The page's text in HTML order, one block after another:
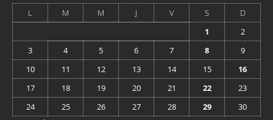
L
M M J V S
D
1
2
3
4 5 6 7 8
9
10
11 12 13 14 15
16
17
18 19 20 21 22
23
24
25 26 27 28 29
30